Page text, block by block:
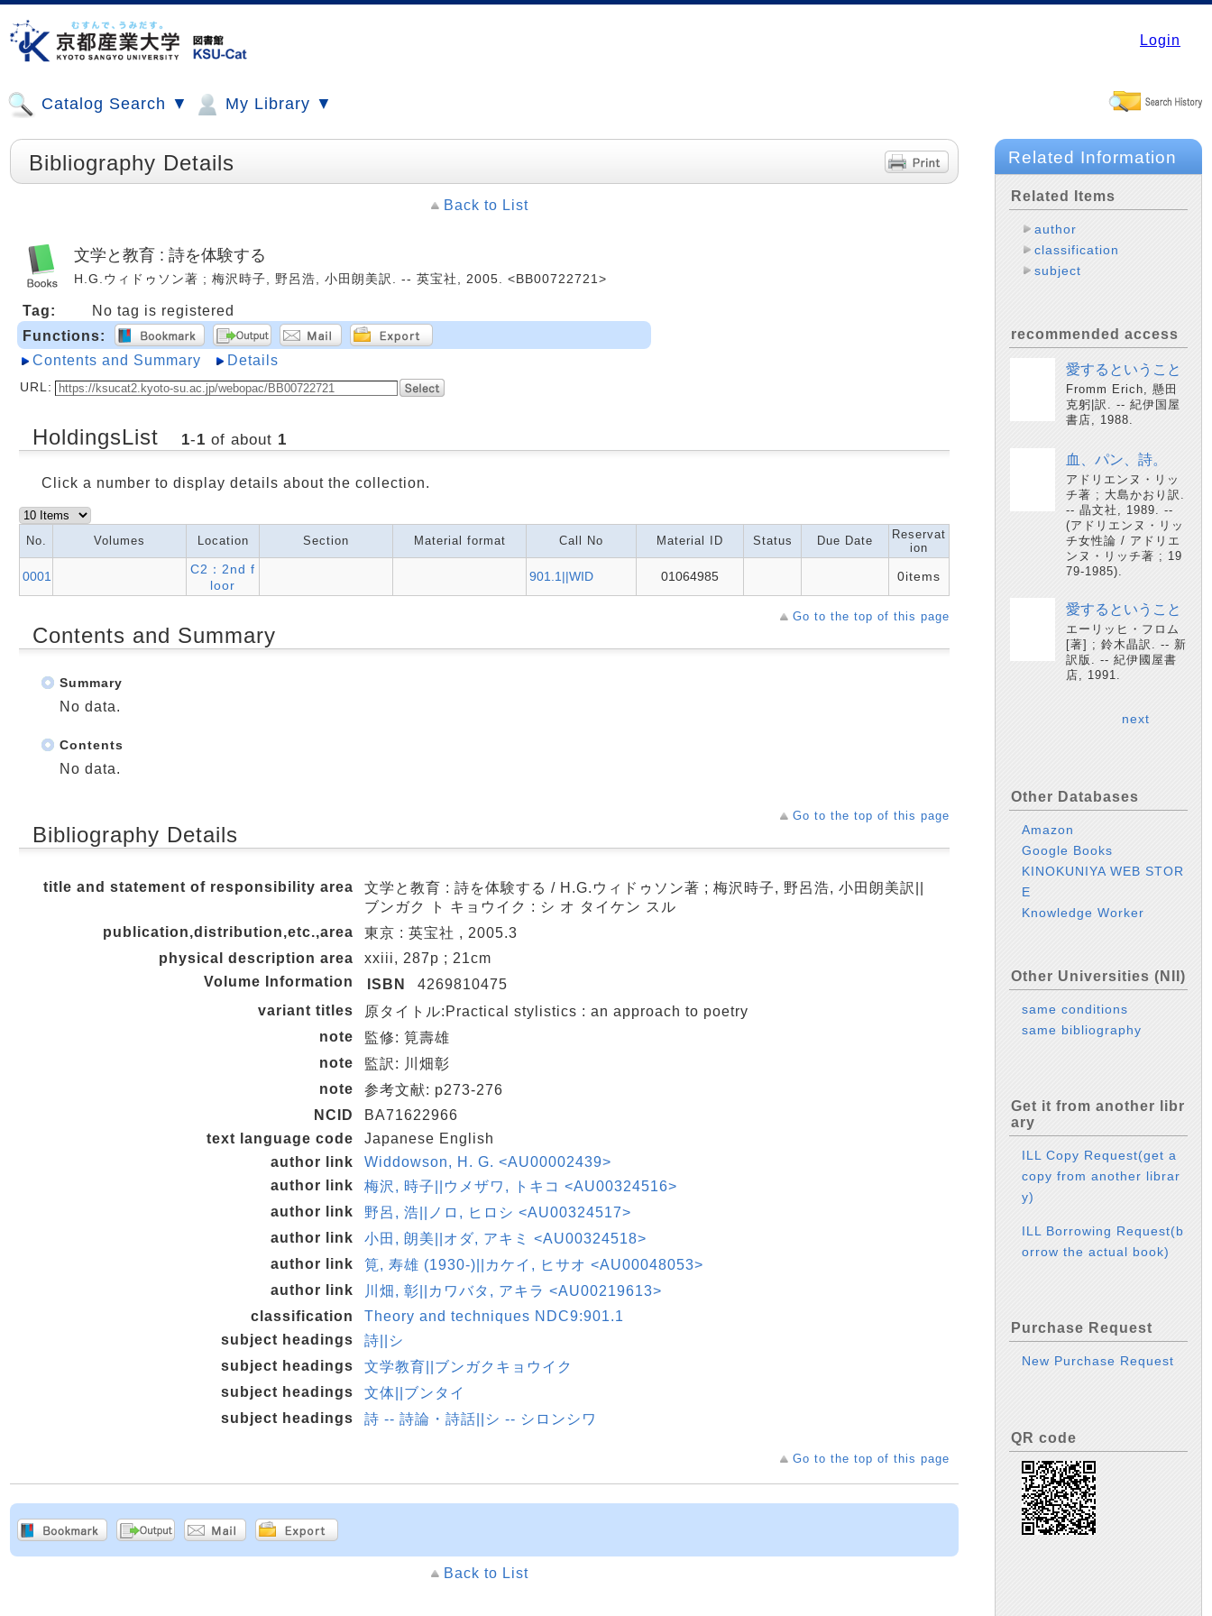
Login
Catalog Search ▼ My Library ▼
Bibliography Details
Back to List
文学と教育 : 詩を体験する
H.G.ウィドゥソン著 ; 梅沢時子, 野呂浩, 小田朗美訳. -- 英宝社, 2005. <BB00722721>
Tag:
No tag is registered
Functions:
Contents and Summary
Details
URL:
HoldingsList 1-1 of about 1
Click a number to display details about the collection.
No. Volumes Location Section Material format Call No Material ID Status Due Date
Reservat
ion
0001
C2：2nd f
loor
901.1||WID 01064985 0items
Go to the top of this page
Contents and Summary
Summary
No data.
Contents
No data.
Go to the top of this page
Bibliography Details
title and statement of responsibility area
文学と教育 : 詩を体験する / H.G.ウィドゥソン著 ; 梅沢時子, 野呂浩, 小田朗美訳||
ブンガク ト キョウイク : シ オ タイケン スル
publication,distribution,etc.,area
東京 : 英宝社 , 2005.3
physical description area
xxiii, 287p ; 21cm
Volume Information
ISBN
4269810475
variant titles
原タイトル:Practical stylistics : an approach to poetry
note
監修: 筧壽雄
note
監訳: 川畑彰
note
参考文献: p273-276
NCID
BA71622966
text language code
Japanese English
author link
Widdowson, H. G. <AU00002439>
author link
梅沢, 時子||ウメザワ, トキコ <AU00324516>
author link
野呂, 浩||ノロ, ヒロシ <AU00324517>
author link
小田, 朗美||オダ, アキミ <AU00324518>
author link
筧, 寿雄 (1930-)||カケイ, ヒサオ <AU00048053>
author link
川畑, 彰||カワバタ, アキラ <AU00219613>
classification
Theory and techniques NDC9:901.1
subject headings
詩||シ
subject headings
文学教育||ブンガクキョウイク
subject headings
文体||ブンタイ
subject headings
詩 -- 詩論・詩話||シ -- シロンシワ
Go to the top of this page
Back to List
Related Information
Related Items
author
classification
subject
recommended access
愛するということ
Fromm Erich, 懸田
克躬|訳. -- 紀伊国屋
書店, 1988.
血、パン、詩。
アドリエンヌ・リッ
チ著 ; 大島かおり訳.
-- 晶文社, 1989. --
(アドリエンヌ・リッ
チ女性論 / アドリエ
ンヌ・リッチ著 ; 19
79-1985).
愛するということ
エーリッヒ・フロム
[著] ; 鈴木晶訳. -- 新
訳版. -- 紀伊國屋書
店, 1991.
next
Other Databases
Amazon
Google Books
KINOKUNIYA WEB STOR
E
Knowledge Worker
Other Universities (NII)
same conditions
same bibliography
Get it from another libr
ary
ILL Copy Request(get a
copy from another librar
y)
ILL Borrowing Request(b
orrow the actual book)
Purchase Request
New Purchase Request
QR code